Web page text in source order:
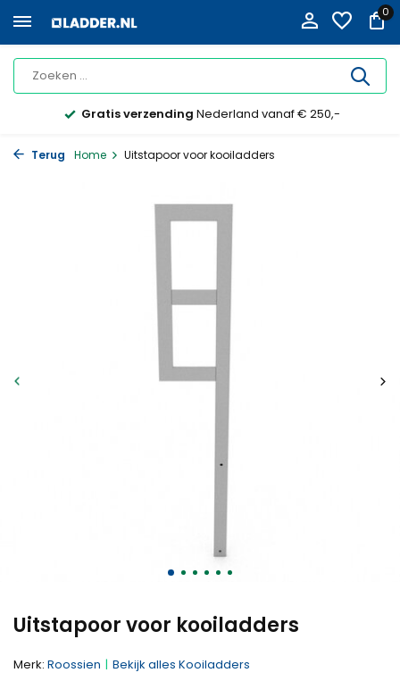
0
Gratis verzending Nederland vanaf € 250,-
Terug Home Uitstapoor voor kooiladders
Uitstapoor voor kooiladders
Merk: Roossien Bekijk alles Kooiladders